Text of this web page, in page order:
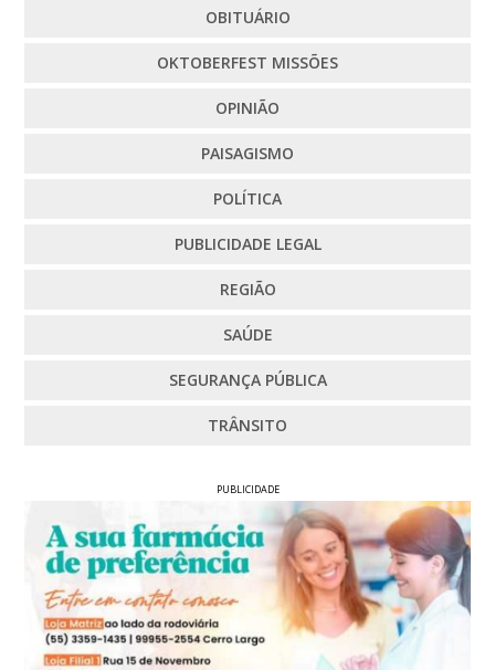
OBITUÁRIO
OKTOBERFEST MISSÕES
OPINIÃO
PAISAGISMO
POLÍTICA
PUBLICIDADE LEGAL
REGIÃO
SAÚDE
SEGURANÇA PÚBLICA
TRÂNSITO
PUBLICIDADE